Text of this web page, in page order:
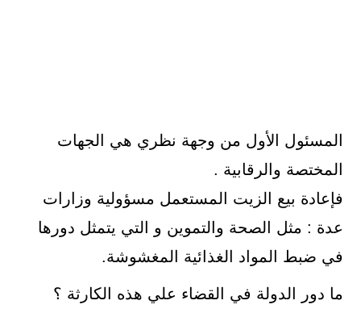
المسئول الأول من وجهة نظري هي الجهات
المختصة والرقابية .
فإعادة بيع الزيت المستعمل مسؤولية وزارات
عدة : مثل الصحة والتموين و التي يتمثل دورها
في ضبط المواد الغذائية المغشوشة.
ما دور الدولة في القضاء علي هذه الكارثة ؟